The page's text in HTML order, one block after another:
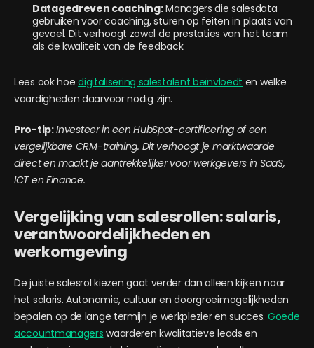
Datagedreven coaching:Managers die salesdata
gebruiken voor coaching, sturen op feiten in plaats van
gevoel. Dit verhoogt zowel de prestaties van het team
als de kwaliteit van de feedback.
Lees ook hoedigitalisering salestalent beïnvloedt en welke
vaardigheden daarvoor nodig zijn.
Pro-tip:Investeer in een HubSpot-certificering of een
vergelijkbare CRM-training. Dit verhoogt je marktwaarde
direct en maakt je aantrekkelijker voor werkgevers in SaaS,
ICT en Finance.
Vergelijking van salesrollen: salaris,
verantwoordelijkheden en
werkomgeving
De juiste salesrol kiezen gaat verder dan alleen kijken naar
het salaris. Autonomie, cultuur en doorgroeimogelijkheden
bepalen op de lange termijn je werkplezier en succes. Goede
accountmanagers waarderen kwalitatieve leads en